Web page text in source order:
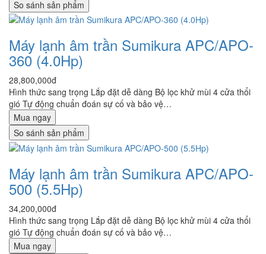
So sánh sản phẩm
Máy lạnh âm trần Sumikura APC/APO-
360 (4.0Hp)
28,800,000đ
Hình thức sang trọng Lắp đặt dễ dàng Bộ lọc khử mùi 4 cửa thổi
gió Tự động chuẩn đoán sự cố và bảo vệ…
Mua ngay
So sánh sản phẩm
Máy lạnh âm trần Sumikura APC/APO-
500 (5.5Hp)
34,200,000đ
Hình thức sang trọng Lắp đặt dễ dàng Bộ lọc khử mùi 4 cửa thổi
gió Tự động chuẩn đoán sự cố và bảo vệ…
Mua ngay